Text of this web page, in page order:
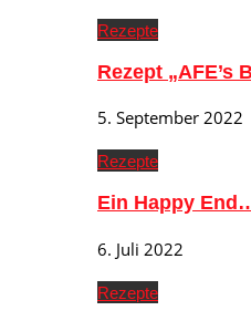
Rezepte
Rezept „AFE’s
5. September 2022
Rezepte
Ein Happy
6. Juli 2022
Rezepte